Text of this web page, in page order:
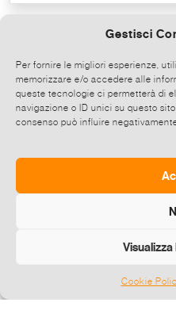
Gestisci
Per fornire le migliori esperienze,
memorizzare e/o accedere alle
queste tecnologie ci permetterà di
navigazione o ID unici su questo
consenso può influire
Cookie
Share on
choose up to 5
this event.